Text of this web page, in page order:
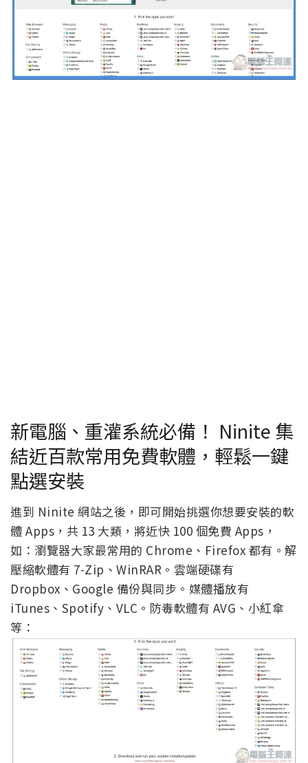
新電腦、重灌系統必備！ Ninite 集
結近百款常用免費軟體，輕鬆一鍵
點選安裝
進到 Ninite 網站之後，即可開始挑選你想要安裝的軟
體 Apps，共 13 大類，將近快 100 個免費 Apps，
如：瀏覽器大家最常用的 Chrome、Firefox 都有。解
壓縮軟體有 7-Zip、WinRAR。雲端硬碟有
Dropbox、Google 備份與同步。媒體播放有
iTunes、Spotify、VLC。防毒軟體有 AVG、小紅傘
等：